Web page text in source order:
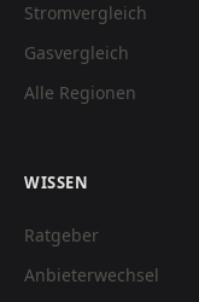
Stromvergleich
Gasvergleich
Alle Regionen
WISSEN
Ratgeber
Anbieterwechsel